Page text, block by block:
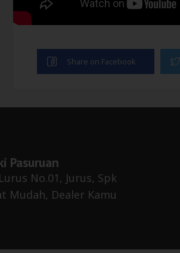
Pasuruan
No.01, Jurus, Spk
Mudah, Dealer Kamu